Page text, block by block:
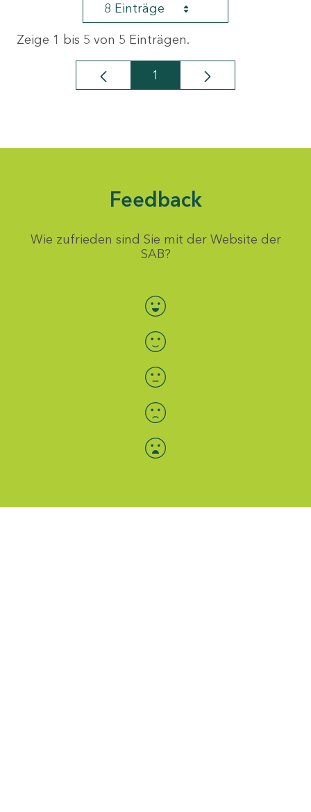
8 Einträge
Zeige 1 bis 5 von 5 Einträgen.
Seite
1
Feedback
Wie zufrieden sind Sie mit der Website der
SAB?
Bewertung auswählen